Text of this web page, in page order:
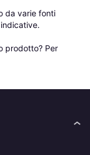
da varie fonti
prodotto? Per